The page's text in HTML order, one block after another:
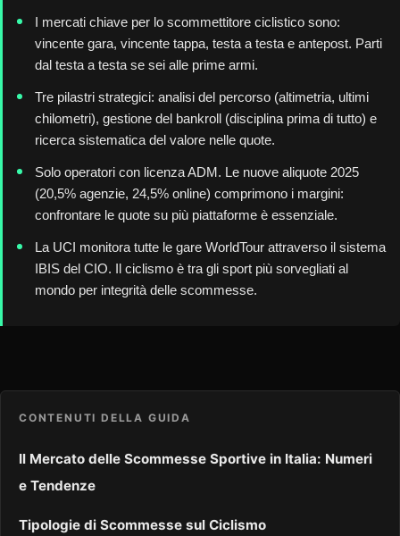
I mercati chiave per lo scommettitore ciclistico sono:
vincente gara, vincente tappa, testa a testa e antepost. Parti
dal testa a testa se sei alle prime armi.
Tre pilastri strategici: analisi del percorso (altimetria, ultimi
chilometri), gestione del bankroll (disciplina prima di tutto) e
ricerca sistematica del valore nelle quote.
Solo operatori con licenza ADM. Le nuove aliquote 2025
(20,5% agenzie, 24,5% online) comprimono i margini:
confrontare le quote su più piattaforme è essenziale.
La UCI monitora tutte le gare WorldTour attraverso il sistema
IBIS del CIO. Il ciclismo è tra gli sport più sorvegliati al
mondo per integrità delle scommesse.
CONTENUTI DELLA GUIDA
Il Mercato delle Scommesse Sportive in Italia: Numeri
e Tendenze
Tipologie di Scommesse sul Ciclismo